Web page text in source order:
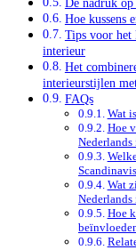
Hoe kussens
Tips voor het
interieur
Het
interieurstijlen
FAQs
Wat
Hoe
Wat
Hoe